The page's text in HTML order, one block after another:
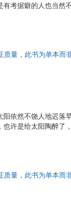
考据癖的人也当然
屡想中止。由于杨
不过，近来觉得献
质量，此书为单本而
阳依然不饶人地迟落
许是给太阳陶醉了
赶到甲板上吹海风
事后大家都说是兵
质量，此书为单本而